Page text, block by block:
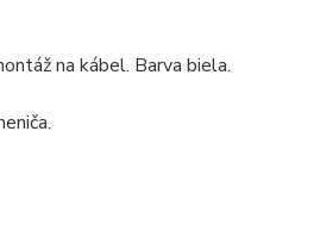
na kábel. Barva biela.